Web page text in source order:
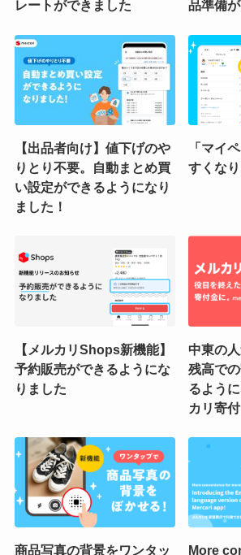
レートができました
品準備
【出品者向け】値下げのや
りとり不要。自動まとめ買
い設定ができるようになり
ました！
「マイ
すくな
【メルカリShops新機能】
予約販売ができるようにな
りました
中東の
残高で
るよう
カリ寄付
商品写真の背景をワンタッ
More